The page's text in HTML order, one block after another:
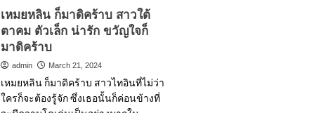
สัดส่วน
เหมยหลิน ก็มาดิคร้าบ สาวใต้
ตาคม ตัวเล็ก น่ารัก ขวัญใจก็
มาดิคร้าบ
admin March 21, 2024
เหมยหลิน ก็มาดิคร้าบ สาวไทอินที่ไม่ว่า
ใครก็จะต้องรู้จัก ซึ่งเธอนั้นก็ค่อนข้างที่